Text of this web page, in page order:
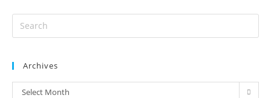
Archives
Select Month